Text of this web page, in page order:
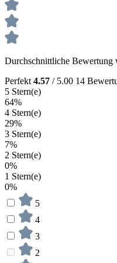
Durchschnittliche Bewertung
Perfekt 4.57 / 5.00 14
5 Stern(e)
64%
4 Stern(e)
29%
3 Stern(e)
7%
2 Stern(e)
0%
1 Stern(e)
0%
5
4
3
2